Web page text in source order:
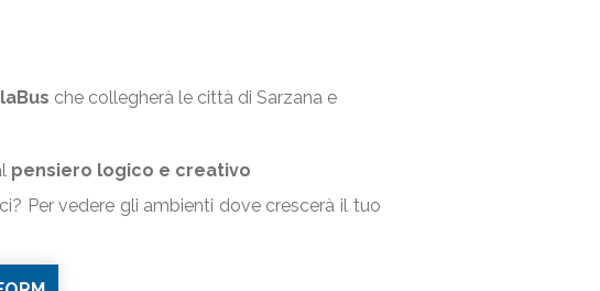
che collegherà le città di Sarzana e
pensiero logico e creativo
Per vedere gli ambienti dove crescerà il tuo